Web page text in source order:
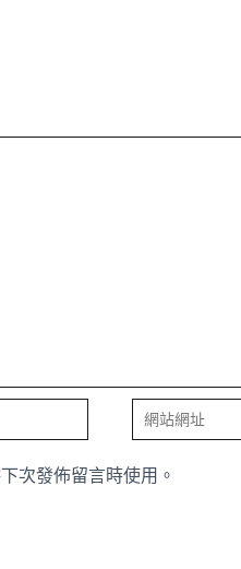
網
站
網
次發佈留言時使用。